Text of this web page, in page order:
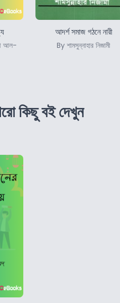
আল-
আদর্শ সমাজ গঠনে নারী
By শামসুন্নাহার নিজামী
কিছু বই দেখুন